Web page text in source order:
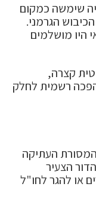
שימשה כמקום
הגרמני.
היו מושלמים
קצרה,
הפכה רשמית לחלק
ה-50 וה-60 של המאה ה-20, המסורת העתיקה
הצעיר
או להגר לחו"ל